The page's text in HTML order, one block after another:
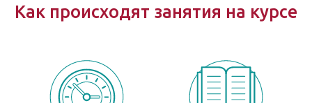
Как происходят занятия на курсе